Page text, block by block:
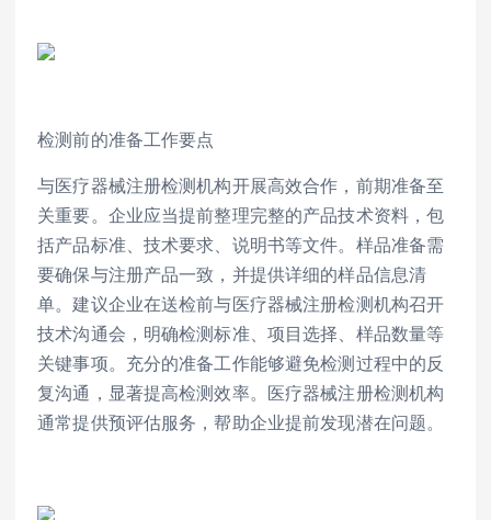
检测前的准备工作要点
与医疗器械注册检测机构开展高效合作，前期准备至
关重要。企业应当提前整理完整的产品技术资料，包
括产品标准、技术要求、说明书等文件。样品准备需
要确保与注册产品一致，并提供详细的样品信息清
单。建议企业在送检前与医疗器械注册检测机构召开
技术沟通会，明确检测标准、项目选择、样品数量等
关键事项。充分的准备工作能够避免检测过程中的反
复沟通，显著提高检测效率。医疗器械注册检测机构
通常提供预评估服务，帮助企业提前发现潜在问题。